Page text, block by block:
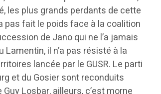
les plus grands perdants de cette
pas fait le poids face à la coalition
de Jano qui ne l’a jamais
il n’a pas résisté à la
lancée par le GUSR. Le parti
et du Gosier sont reconduits